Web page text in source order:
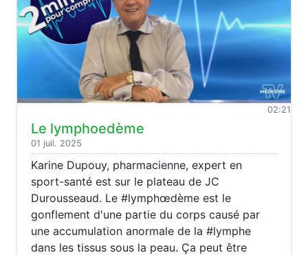
02:21
Le lymphoedème
01 juil. 2025
Karine Dupouy, pharmacienne, expert en
sport-santé est sur le plateau de JC
Durousseaud. Le #lymphœdème est le
gonflement d'une partie du corps causé par
une accumulation anormale de la #lymphe
dans les tissus sous la peau. Ça peut être